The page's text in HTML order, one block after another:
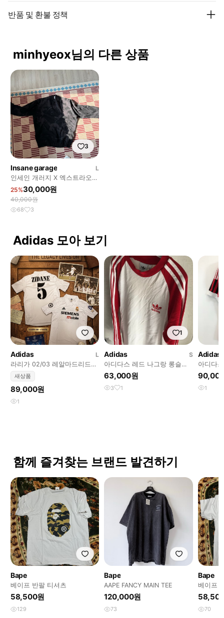
반품 및 환불 정책
minhyeox님의 다른 상품
3
Insane garage
L
인세인 개러지 X 엑스트라오디
너리 니트
25%30,000원
40,000원
68 3
Adidas 모아 보기
Adidas
L
라리가 02/03 레알마드리드
지네딘 지단 유니폼 판매합니
새상품
89,000원
1
1
Adidas
S
아디다스 레드 나그랑 롱슬리
브
63,000원
3 1
Adidas
아디다
니폼 100
1
함께 즐겨찾는 브랜드 발견하기
Bape
베이프 반팔 티셔츠
58,500원
129
Bape
AAPE FANCY MAIN TEE
120,000원
73
Bape
베이프
70